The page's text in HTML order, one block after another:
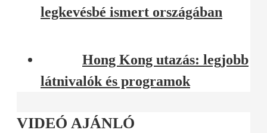
legkevésbé ismert országában
Hong Kong utazás: legjobb
látnivalók és programok
VIDEÓ AJÁNLÓ